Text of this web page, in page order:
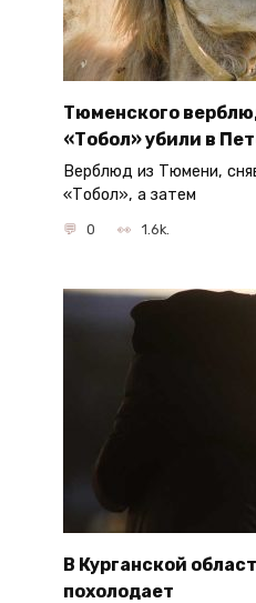
Тюменского
«Тобол» убили в
Верблюд из Тюмени,
«Тобол», а затем
0 1.6k.
В Курганской
похолодает